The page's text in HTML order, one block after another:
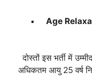
Age
दोस्तों इस भर्ती में
अधिकतम आयु 25 वर्ष